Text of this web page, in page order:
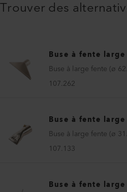
Trouver des
Buse à fente large
Buse à large fente (ø
107.262
Buse à fente large
Buse à large fente (ø
107.133
Buse à fente large